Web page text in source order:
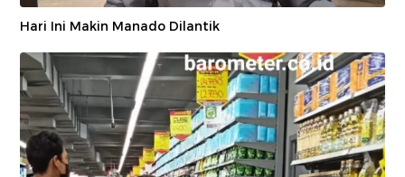
Hari Ini Makin Manado Dilantik